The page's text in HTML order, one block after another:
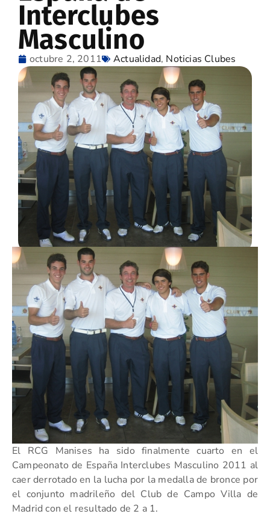
Interclubes
Masculino
octubre 2, 2011 Actualidad, Noticias Clubes
El RCG Manises ha sido finalmente cuarto en el
Campeonato de España Interclubes Masculino 2011 al
caer derrotado en la lucha por la medalla de bronce por
el conjunto madrileño del Club de Campo Villa de
Madrid con el resultado de 2 a 1.